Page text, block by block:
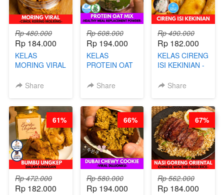
Rp 480.000
Rp 184.000
KELAS
MORING VIRAL
KERING
Share
Rp 608.000
Rp 194.000
KELAS
PROTEIN OAT
MEAL
BARISTA
ARISUDANA
Share
Rp 490.000
Rp 182.000
KELAS CIRENG
ISI KEKINIAN -
Share
Rp 472.000
Rp 182.000
61%
Rp 580.000
Rp 194.000
66%
Rp 562.000
Rp 184.000
67%